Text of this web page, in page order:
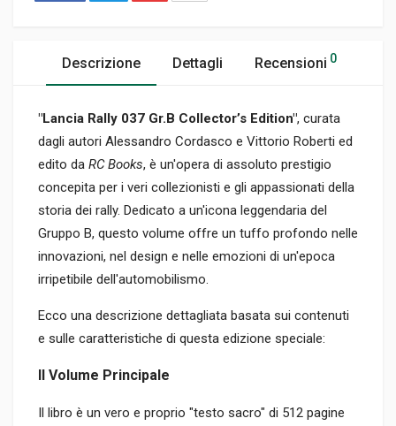
Descrizione Dettagli Recensioni 0
"Lancia Rally 037 Gr.B Collector’s Edition", curata
dagli autori Alessandro Cordasco e Vittorio Roberti ed
edito da RC Books, è un'opera di assoluto prestigio
concepita per i veri collezionisti e gli appassionati della
storia dei rally. Dedicato a un'icona leggendaria del
Gruppo B, questo volume offre un tuffo profondo nelle
innovazioni, nel design e nelle emozioni di un'epoca
irripetibile dell'automobilismo.
Ecco una descrizione dettagliata basata sui contenuti
e sulle caratteristiche di questa edizione speciale:
Il Volume Principale
Il libro è un vero e proprio "testo sacro" di 512 pagine